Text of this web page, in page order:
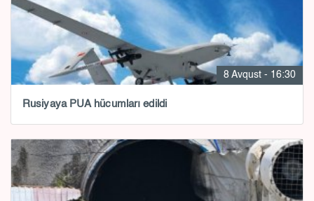
8 Avqust - 16:30
Rusiyaya PUA hücumları edildi